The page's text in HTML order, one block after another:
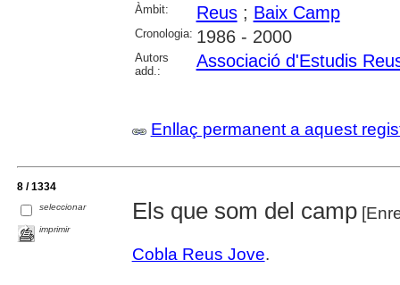
Àmbit:
Reus; Baix Camp
Cronologia: 1986 - 2000
Autors
add.:
Associació d'Estudis
Enllaç permanent a aquest
8 / 1334
seleccionar
imprimir
Els que som del camp
Cobla Reus Jove.